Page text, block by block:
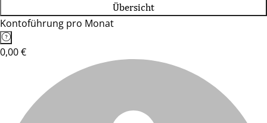
Übersicht
Kontoführung pro Monat
0,00 €